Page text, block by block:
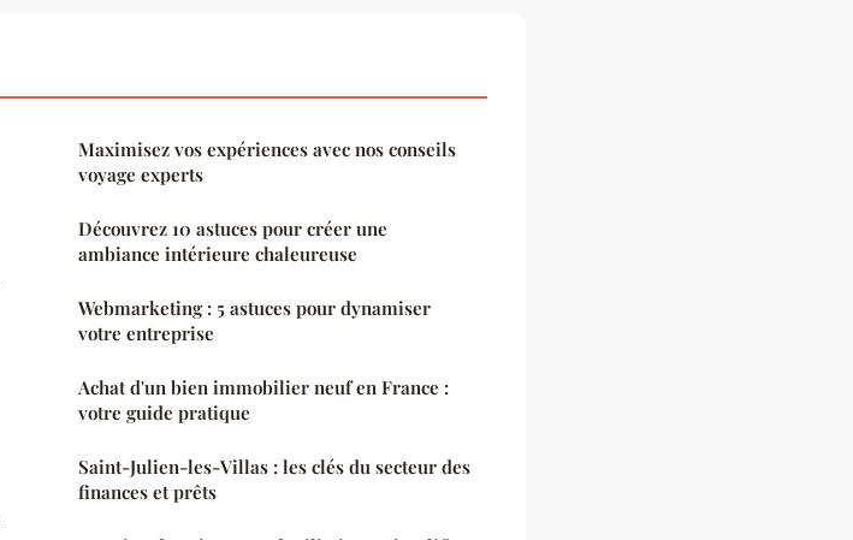
Maximisez vos expériences avec nos conseils
voyage experts
Découvrez 10 astuces pour créer une
ambiance intérieure chaleureuse
Webmarketing : 5 astuces pour dynamiser
votre entreprise
Achat d'un bien immobilier neuf en France :
votre guide pratique
Saint-Julien-les-Villas : les clés du secteur des
finances et prêts